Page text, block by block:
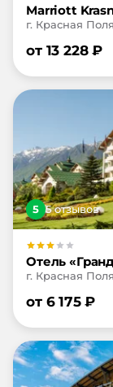
Marriott
г. Красная
от 13 228₽
5 5отзывов
Отель
г. Красная
от 6 175₽